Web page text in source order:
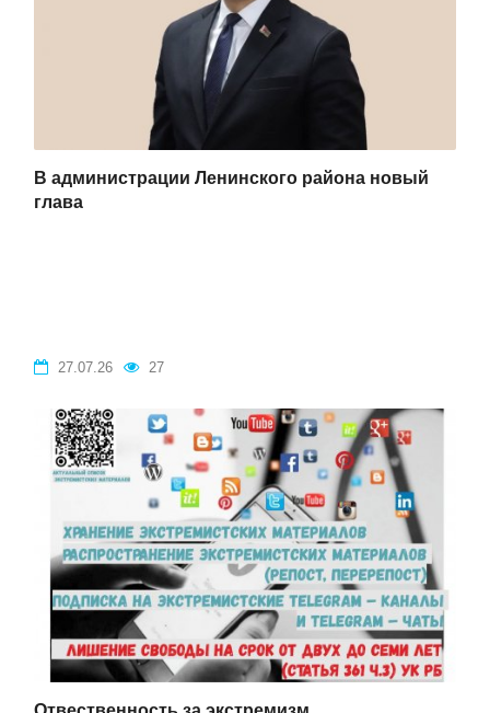
В администрации Ленинского района новый
глава
27.07.26 27